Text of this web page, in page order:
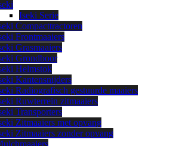
Iseki Serie
Compacttractoren
Frontmaaiers
Grasmaaiers
Grondboor
Helmstok
Kantensnijders
Radiografisch gestuurde maaiers
Ruwterrein zitmaaiers
Transporters
Zitmaaiers met opvang
Zitmaaiers zonder opvang